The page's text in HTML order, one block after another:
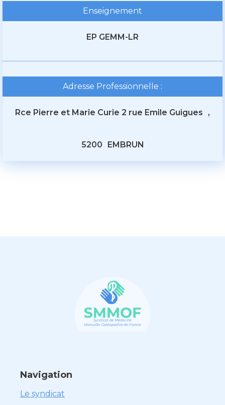
Enseignement
EP GEMM-LR
Adresse Professionnelle :
Rce Pierre et Marie Curie 2 rue Emile Guigues ,
5200 EMBRUN
Navigation
Le syndicat